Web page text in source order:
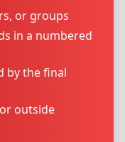
or groups
in a numbered
by the final
outside